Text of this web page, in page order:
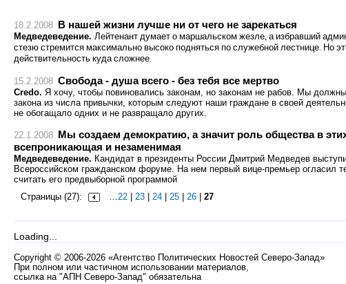
18.2.2008 В нашей жизни лучше ни от чего не зарекаться
Медведеведение. Лейтенант думает о маршальском жезле а избравший
стезю стремится максимально высоко подняться по служебной лестнице Но
действительность куда сложнее
15.2.2008 Свобода - душа всего - без тебя все мертво
Credo. Я хочу, чтобы повиновались законам, но законам не рабов. Мы
закона из числа привычки, которым следуют наши граждане в своей
не обогащало одних и не развращало других.
22.1.2008 Мы создаем демократию, а значит роль общества в
всепроникающая и незаменимая
Медведеведение. Кандидат в президенты России Дмитрий Медведев
Всероссийском гражданском форуме. На нем первый вице-премьер огласил
считать его предвыборной программой
Страницы (27):
22 | 23 | 24 | 25 | 26 | 27
Loading...
Copyright © 2006-2026 «Агентство Политических Новостей Северо-Запад»
При полном или частичном использовании материалов,
ссылка на "АПН Северо-Запад" обязательна